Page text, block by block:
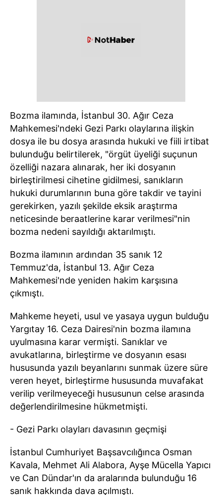
Bozma ilamında, İstanbul 30. Ağır Ceza
Mahkemesi'ndeki Gezi Parkı olaylarına ilişkin
dosya ile bu dosya arasında hukuki ve fiili irtibat
bulunduğu belirtilerek, "örgüt üyeliği suçunun
özelliği nazara alınarak, her iki dosyanın
birleştirilmesi cihetine gidilmesi, sanıkların
hukuki durumlarının buna göre takdir ve tayini
gerekirken, yazılı şekilde eksik araştırma
neticesinde beraatlerine karar verilmesi"nin
bozma nedeni sayıldığı aktarılmıştı.
Bozma ilamının ardından 35 sanık 12
Temmuz'da, İstanbul 13. Ağır Ceza
Mahkemesi'nde yeniden hakim karşısına
çıkmıştı.
Mahkeme heyeti, usul ve yasaya uygun bulduğu
Yargıtay 16. Ceza Dairesi'nin bozma ilamına
uyulmasına karar vermişti. Sanıklar ve
avukatlarına, birleştirme ve dosyanın esası
hususunda yazılı beyanlarını sunmak üzere süre
veren heyet, birleştirme hususunda muvafakat
verilip verilmeyeceği hususunun celse arasında
değerlendirilmesine hükmetmişti.
- Gezi Parkı olayları davasının geçmişi
İstanbul Cumhuriyet Başsavcılığınca Osman
Kavala, Mehmet Ali Alabora, Ayşe Mücella Yapıcı
ve Can Dündar'ın da aralarında bulunduğu 16
sanık hakkında dava açılmıştı.